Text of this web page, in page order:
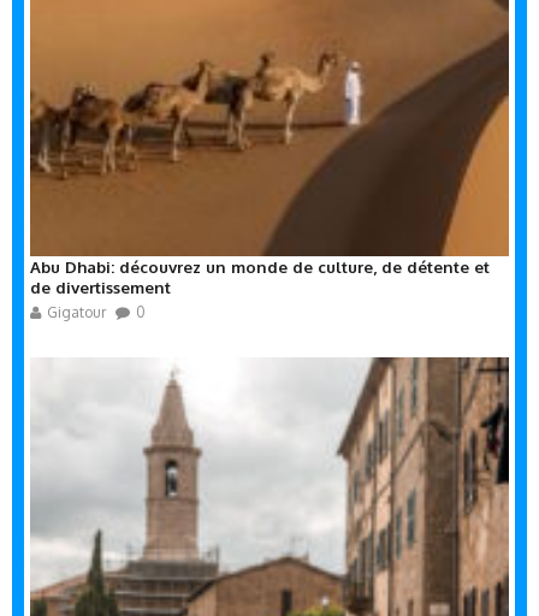
Abu Dhabi: découvrez un monde de culture, de détente et
de divertissement
Gigatour 0